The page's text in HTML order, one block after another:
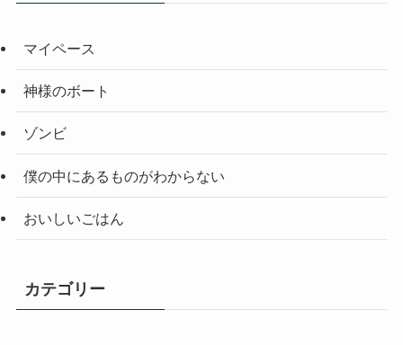
マイペース
神様のボート
ゾンビ
僕の中にあるものがわからない
おいしいごはん
カテゴリー